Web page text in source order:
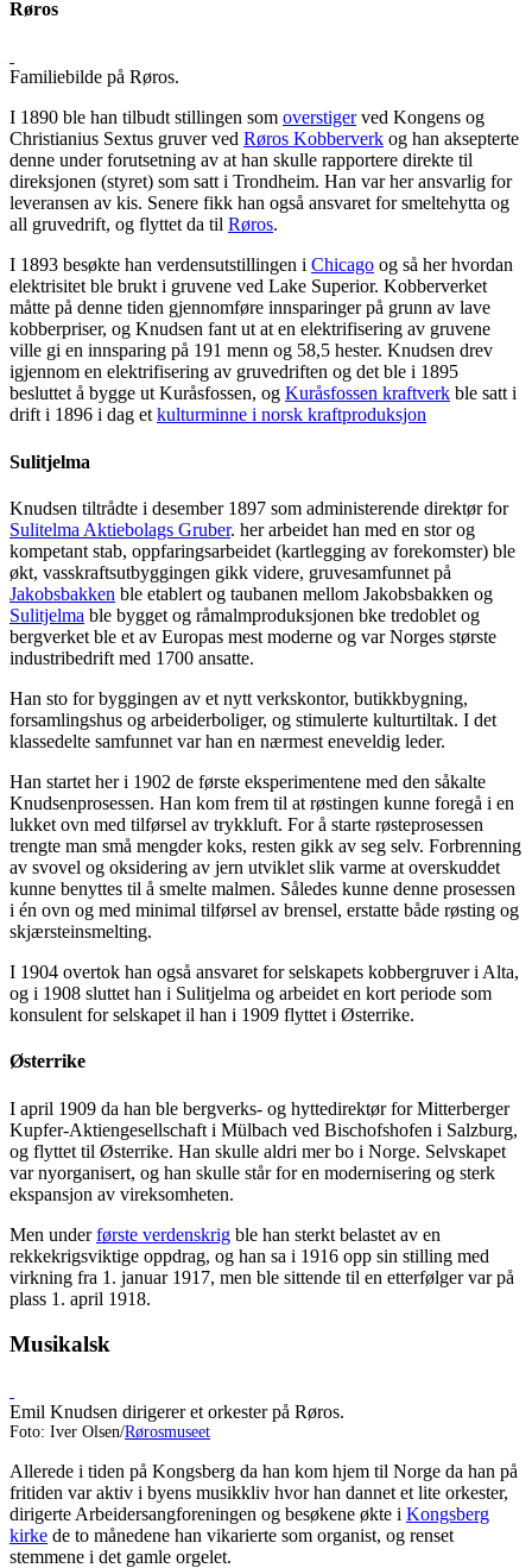
Røros
Familiebilde på Røros.
I 1890 ble han tilbudt stillingen som overstigerved Kongens og
Christianius Sextus gruver ved Røros Kobberverk og han aksepterte
denne under forutsetning av at han skulle rapportere direkte til
direksjonen (styret) som satt i Trondheim. Han var her ansvarlig for
leveransen av kis. Senere fikk han også ansvaret for smeltehytta og
all gruvedrift, og flyttet da til Røros.
I 1893 besøkte han verdensutstillingen i Chicago og så her hvordan
elektrisitet ble brukt i gruvene ved Lake Superior. Kobberverket
måtte på denne tiden gjennomføre innsparinger på grunn av lave
kobberpriser, og Knudsen fant ut at en elektrifisering av gruvene
ville gi en innsparing på 191 menn og 58,5 hester. Knudsen drev
igjennom en elektrifisering av gruvedriften og det ble i 1895
besluttet å bygge ut Kuråsfossen, og Kuråsfossen kraftverk ble satt i
drift i 1896 i dag etkulturminne i norsk kraftproduksjon
Sulitjelma
Knudsen tiltrådte i desember 1897 som administerende direktør for
Sulitelma Aktiebolags Gruber. her arbeidet han med en stor og
kompetant stab, oppfaringsarbeidet (kartlegging av forekomster) ble
økt, vasskraftsutbyggingen gikk videre, gruvesamfunnet på
Jakobsbakken ble etablert og taubanen mellom Jakobsbakken og
Sulitjelma ble bygget og råmalmproduksjonen bke tredoblet og
bergverket ble et av Europas mest moderne og var Norges største
industribedrift med 1700 ansatte.
Han sto for byggingen av et nytt verkskontor, butikkbygning,
forsamlingshus og arbeiderboliger, og stimulerte kulturtiltak. I det
klassedelte samfunnet var han en nærmest eneveldig leder.
Han startet her i 1902 de første eksperimentene med den såkalte
Knudsenprosessen. Han kom frem til at røstingen kunne foregå i en
lukket ovn med tilførsel av trykkluft. For å starte røsteprosessen
trengte man små mengder koks, resten gikk av seg selv. Forbrenning
av svovel og oksidering av jern utviklet slik varme at overskuddet
kunne benyttes til å smelte malmen. Således kunne denne prosessen
i én ovn og med minimal tilførsel av brensel, erstatte både røsting og
skjærsteinsmelting.
I 1904 overtok han også ansvaret for selskapets kobbergruver i Alta,
og i 1908 sluttet han i Sulitjelma og arbeidet en kort periode som
konsulent for selskapet il han i 1909 flyttet i Østerrike.
Østerrike
I april 1909 da han ble bergverks- og hyttedirektør for Mitterberger
Kupfer-Aktiengesellschaft i Mülbach ved Bischofshofen i Salzburg,
og flyttet til Østerrike. Han skulle aldri mer bo i Norge. Selvskapet
var nyorganisert, og han skulle står for en modernisering og sterk
ekspansjon av vireksomheten.
Men underførste verdenskrig ble han sterkt belastet av en
rekkekrigsviktige oppdrag, og han sa i 1916 opp sin stilling med
virkning fra 1. januar 1917, men ble sittende til en etterfølger var på
plass 1. april 1918.
Musikalsk
Emil Knudsen dirigerer et orkester på Røros.
Foto: Iver Olsen/Rørosmuseet
Allerede i tiden på Kongsberg da han kom hjem til Norge da han på
fritiden var aktiv i byens musikkliv hvor han dannet et lite orkester,
dirigerte Arbeidersangforeningen og besøkene økte i Kongsberg
kirke de to månedene han vikarierte som organist, og renset
stemmene i det gamle orgelet.